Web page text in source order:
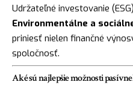
Udržateľné investovanie
Environmentálne a
priniesť nielen finančné
spoločnosť.
Aké sú najlepšie možnosti